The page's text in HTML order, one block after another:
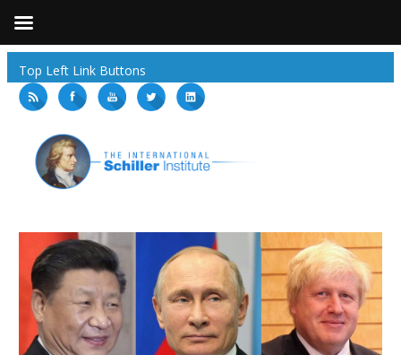
Top Left Link Buttons